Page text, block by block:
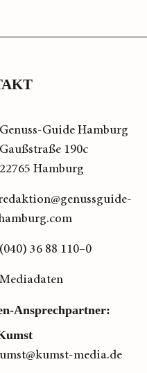
Genuss-Guide Hamburg
Gaußstraße 190c
22765 Hamburg
(040) 36 88 110–0
Mediadaten
Ansprechpartner:
media.de